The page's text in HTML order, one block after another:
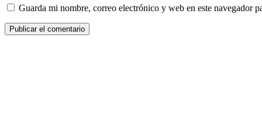
Guarda mi nombre, correo electrónico y web en este navegador